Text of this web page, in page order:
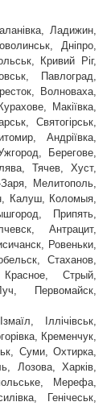
Ладижин,
Дніпро,
Кривий Ріг,
Павлоград,
Волноваха,
Макіївка,
Святогірськ,
Андріївка,
Берегове,
Тячев, Хуст,
Мелитополь,
Калуш, Коломыя,
Припять,
Антрацит,
Ровеньки,
Стаханов,
Стрый,
Первомайск,
Іллічівськ,
Кременчук,
Суми, Охтирка,
Лозова, Харків,
Мерефа,
Генічеськ,